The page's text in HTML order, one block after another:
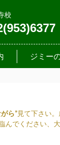
校
ジミー
ら”見て下さい
夫です